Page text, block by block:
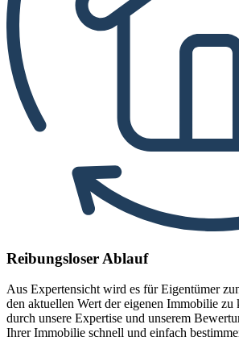
Reibungsloser Ablauf
Aus Expertensicht wird es für Eigentümer
den aktuellen Wert der eigenen Immobilie zu
durch unsere Expertise und unserem
Ihrer Immobilie schnell und einfach